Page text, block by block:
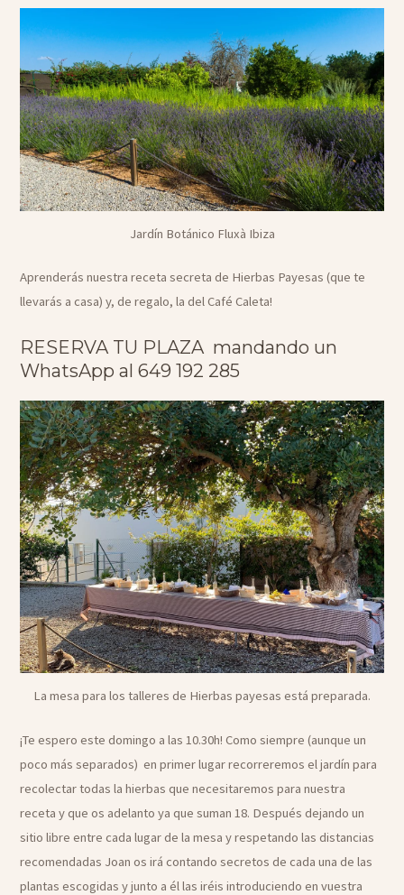
Jardín Botánico Fluxà Ibiza
Aprenderás nuestra receta secreta de Hierbas Payesas (que te
llevarás a casa) y, de regalo, la del Café Caleta!
RESERVA TU PLAZA mandando un
WhatsApp al 649 192 285
La mesa para los talleres de Hierbas payesas está preparada.
¡Te espero este domingo a las 10.30h! Como siempre (aunque un
poco más separados) en primer lugar recorreremos el jardín para
recolectar todas la hierbas que necesitaremos para nuestra
receta y que os adelanto ya que suman 18. Después dejando un
sitio libre entre cada lugar de la mesa y respetando las distancias
recomendadas Joan os irá contando secretos de cada una de las
plantas escogidas y junto a él las iréis introduciendo en vuestra